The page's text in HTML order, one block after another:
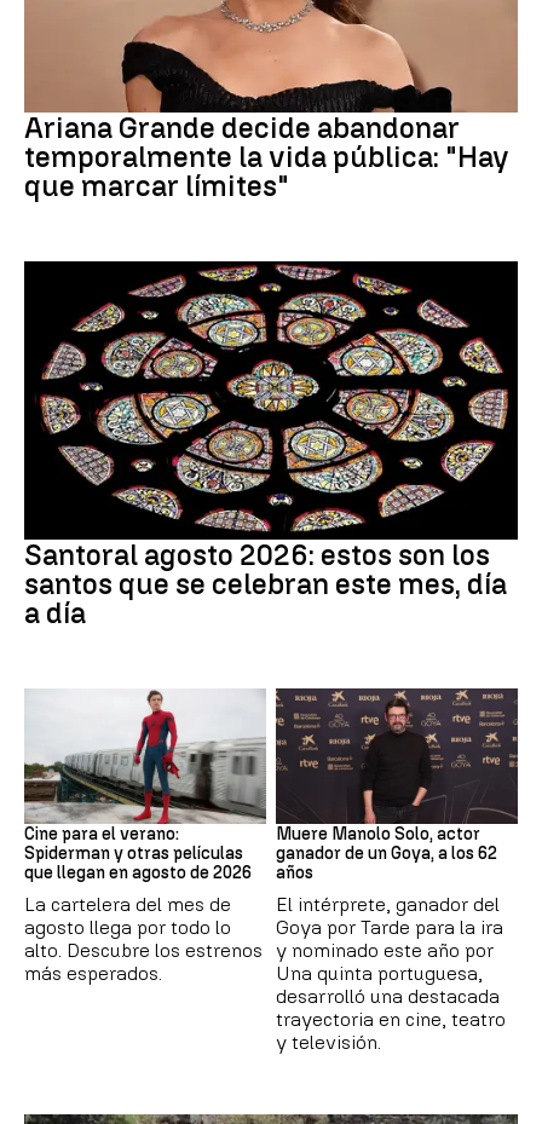
Ariana Grande decide abandonar
temporalmente la vida pública: "Hay
que marcar límites"
Santoral agosto 2026: estos son los
santos que se celebran este mes, día
a día
Cine
Cine para el verano:
Spiderman y otras películas
que llegan en agosto de 2026
La cartelera del mes de
agosto llega por todo lo
alto. Descubre los estrenos
más esperados.
Actor
Muere Manolo Solo, actor
ganador de un Goya, a los 62
años
El intérprete, ganador del
Goya por Tarde para la ira
y nominado este año por
Una quinta portuguesa,
desarrolló una destacada
trayectoria en cine, teatro
y televisión.